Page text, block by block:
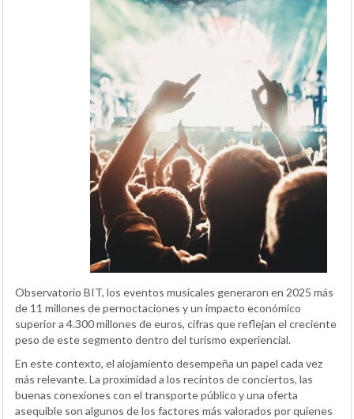
Observatorio BIT, los eventos musicales generaron en 2025 más
de 11 millones de pernoctaciones y un impacto económico
superior a 4.300 millones de euros, cifras que reflejan el creciente
peso de este segmento dentro del turismo experiencial.
En este contexto, el alojamiento desempeña un papel cada vez
más relevante. La proximidad a los recintos de conciertos, las
buenas conexiones con el transporte público y una oferta
asequible son algunos de los factores más valorados por quienes